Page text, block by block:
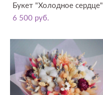
Букет "Холодное сердце"
6 500 pуб.